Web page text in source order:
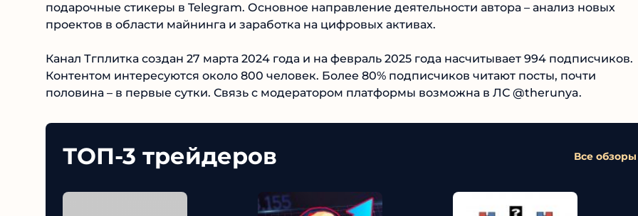
подарочные стикеры в Telegram. Основное направление деятельности автора – анализ новых
проектов в области майнинга и заработка на цифровых активах.
Канал Тгплитка создан 27 марта 2024 года и на февраль 2025 года насчитывает 994 подписчиков.
Контентом интересуются около 800 человек. Более 80% подписчиков читают посты, почти
половина – в первые сутки. Связь с модератором платформы возможна в ЛС @therunya.
ТОП-3 трейдеров Все обзоры